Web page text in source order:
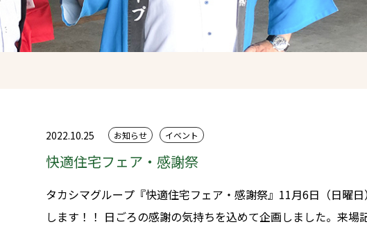
2022.10.25 お知らせ イベント
快適住宅フェア・感謝祭
タカシマグループ『快適住宅フェア・感謝祭』11月6日（日曜
します！！ 日ごろの感謝の気持ちを込めて企画しました。来場記念に